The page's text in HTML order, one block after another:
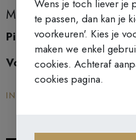
Miniconferenties
Piet Hoornaert
Volgende data: 14/12/
INSCHRIJVEN
Wens je toch liever je
te passen, dan kan je
voorkeuren'. Kies je
maken we enkel
cookies. Achteraf
cookies pagina.